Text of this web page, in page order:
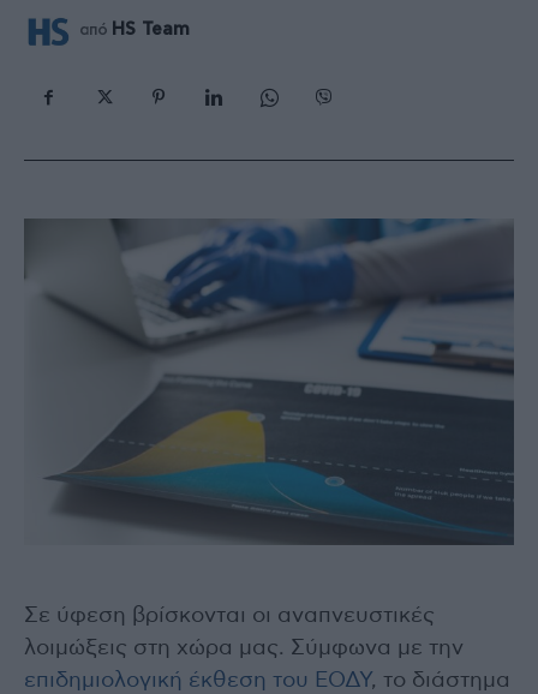
από HS Team
Σε ύφεση βρίσκονται οι αναπνευστικές
λοιμώξεις στη χώρα μας. Σύμφωνα με την
επιδημιολογική έκθεση του ΕΟΔΥ, το διάστημα